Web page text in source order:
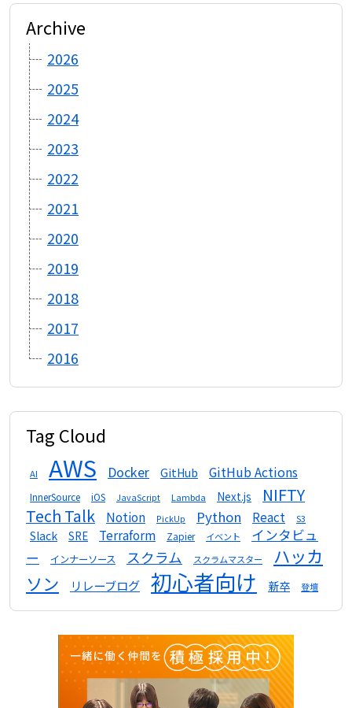
Archive
2026
2025
2024
2023
2022
2021
2020
2019
2018
2017
2016
Tag Cloud
AI AWS Docker GitHub GitHub Actions
InnerSource iOS JavaScript Lambda Next.js
NIFTY
Tech Talk
Notion PickUp Python React S3
Slack SRE Terraform Zapier イベント
インタビュ
ー
インナーソース スクラム スクラムマスター
ハッカ
ソン
リレーブログ 初心者向け 新卒 登壇